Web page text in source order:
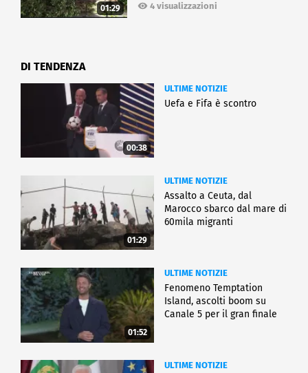
01:29 4 visualizzazioni
DI TENDENZA
00:38
ULTIME NOTIZIE
Uefa e Fifa è scontro
01:29
ULTIME NOTIZIE
Assalto a Ceuta, dal
Marocco sbarco dal mare di
60mila migranti
01:52
ULTIME NOTIZIE
Fenomeno Temptation
Island, ascolti boom su
Canale 5 per il gran finale
ULTIME NOTIZIE